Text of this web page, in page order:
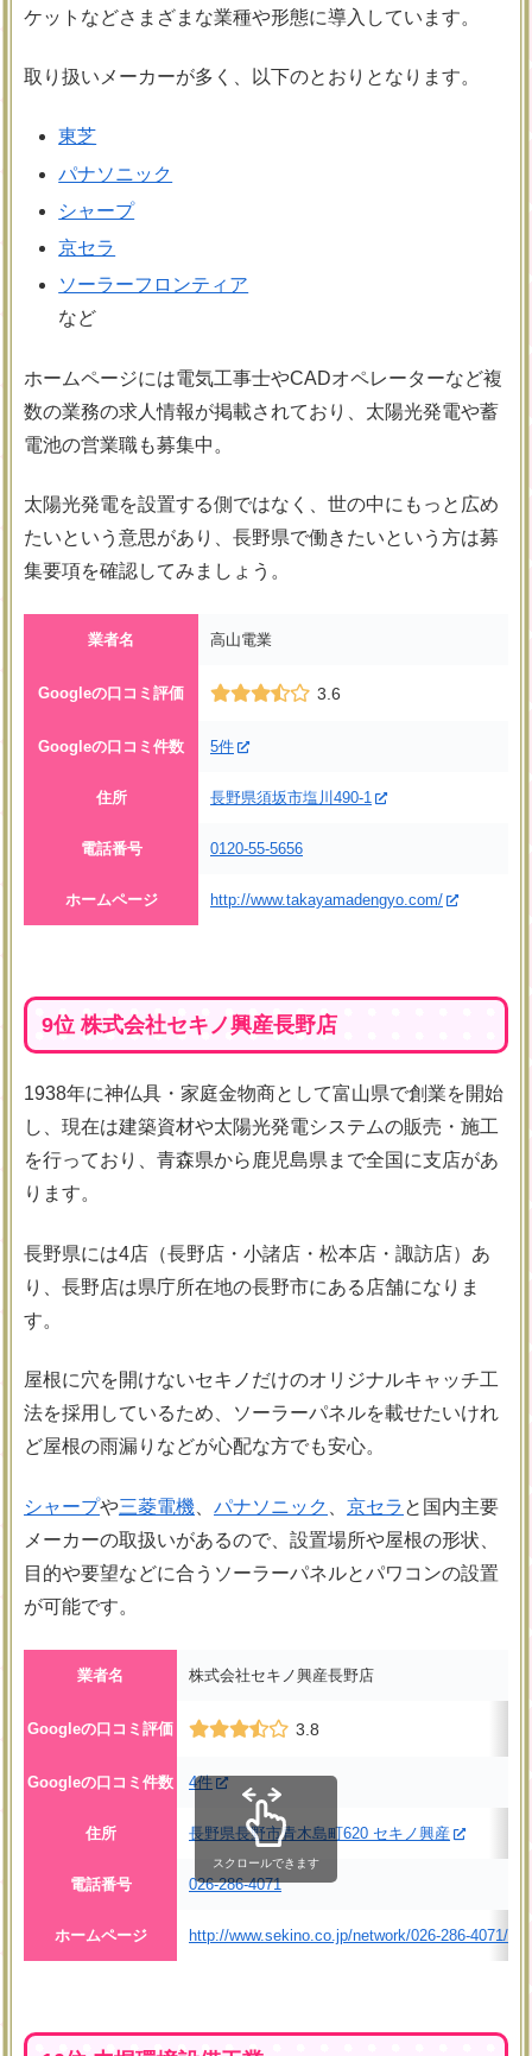
ケットなどさまざまな業種や形態に導入しています。
取り扱いメーカーが多く、以下のとおりとなります。
東芝
パナソニック
シャープ
京セラ
ソーラーフロンティア
など
ホームページには電気工事士やCADオペレーターなど複
数の業務の求人情報が掲載されており、太陽光発電や蓄
電池の営業職も募集中。
太陽光発電を設置する側ではなく、世の中にもっと広め
たいという意思があり、長野県で働きたいという方は募
集要項を確認してみましょう。
業者名 高山電業
Googleの口コミ評価 3.6
Googleの口コミ件数 5件
住所 長野県須坂市塩川490-1
電話番号 0120-55-5656
ホームページ http://www.takayamadengyo.com/
9位 株式会社セキノ興産長野店
1938年に神仏具・家庭金物商として富山県で創業を開始
し、現在は建築資材や太陽光発電システムの販売・施工
を行っており、青森県から鹿児島県まで全国に支店があ
ります。
長野県には4店（長野店・小諸店・松本店・諏訪店）あ
り、長野店は県庁所在地の長野市にある店舗になりま
す。
屋根に穴を開けないセキノだけのオリジナルキャッチ工
法を採用しているため、ソーラーパネルを載せたいけれ
ど屋根の雨漏りなどが心配な方でも安心。
シャープや三菱電機 パナソニック 京セラ と国内主要
メーカーの取扱いがあるので、設置場所や屋根の形状、
目的や要望などに合うソーラーパネルとパワコンの設置
が可能です。
業者名 株式会社セキノ興産長野店
Googleの口コミ評価 3.8
Googleの口コミ件数 4件
住所 長野県長野市青木島町620 セキノ興産
電話番号 026-286-4071
ホームページ http://www.sekino.co.jp/network/026-286-4071/
スクロールできます